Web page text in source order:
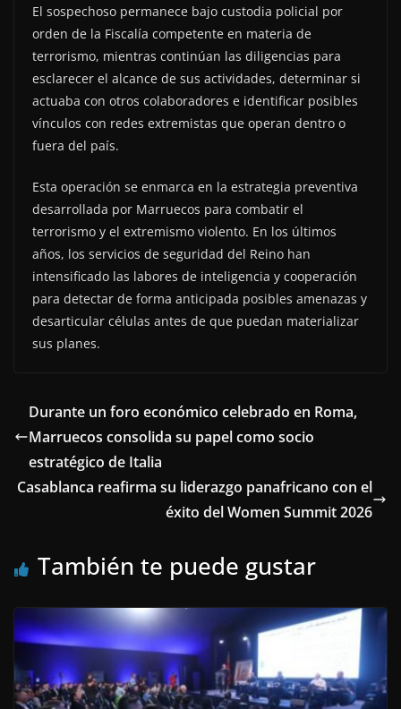
El sospechoso permanece bajo custodia policial por
orden de la Fiscalía competente en materia de
terrorismo, mientras continúan las diligencias para
esclarecer el alcance de sus actividades, determinar si
actuaba con otros colaboradores e identificar posibles
vínculos con redes extremistas que operan dentro o
fuera del país.
Esta operación se enmarca en la estrategia preventiva
desarrollada por Marruecos para combatir el
terrorismo y el extremismo violento. En los últimos
años, los servicios de seguridad del Reino han
intensificado las labores de inteligencia y cooperación
para detectar de forma anticipada posibles amenazas y
desarticular células antes de que puedan materializar
sus planes.
Durante un foro económico celebrado en Roma,
Marruecos consolida su papel como socio
estratégico de Italia
Casablanca reafirma su liderazgo panafricano con el
éxito del Women Summit 2026
También te puede gustar